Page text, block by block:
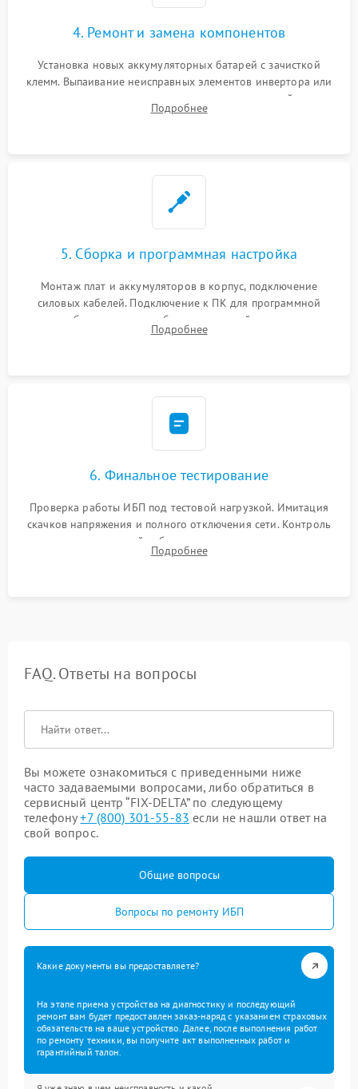
4. Ремонт и замена компонентов
Установка новых аккумуляторных батарей с зачисткой
клемм. Выпаивание неисправных элементов инвертора или
цепи зарядки и монтаж новых радиодеталей.
Восстановление поврежденных токоведущих дорожек и
Подробнее
5. Сборка и программная настройка
Монтаж плат и аккумуляторов в корпус, подключение
силовых кабелей. Подключение к ПК для программной
калибровки констант батареи, настройки порогов
срабатывания AVR и сброса счетчиков старения АКБ.
Подробнее
6. Финальное тестирование
Проверка работы ИБП под тестовой нагрузкой. Имитация
скачков напряжения и полного отключения сети. Контроль
времени автономной работы, температурного режима и
корректности формы выходного сигнала.
Подробнее
FAQ. Ответы на вопросы
Вы можете ознакомиться с приведенными ниже
часто задаваемыми вопросами, либо обратиться в
сервисный центр “FIX-DELTA” по следующему
телефону+7 (800) 301-55-83 если не нашли ответ на
свой вопрос.
Общие вопросы
Вопросы по ремонту ИБП
Какие документы вы предоставляете?
На этапе приема устройства на диагностику и последующий
ремонт вам будет предоставлен заказ-наряд с указанием страховых
обязательств на ваше устройство. Далее, после выполнения работ
по ремонту техники, вы получите акт выполненных работ и
гарантийный талон.